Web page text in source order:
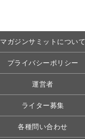
マガジンサミットについて
プライバシーポリシー
運営者
ライター募集
各種問い合わせ